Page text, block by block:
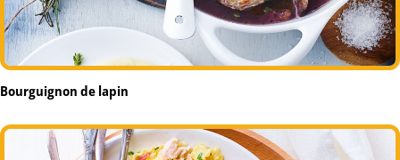
Bourguignon de lapin